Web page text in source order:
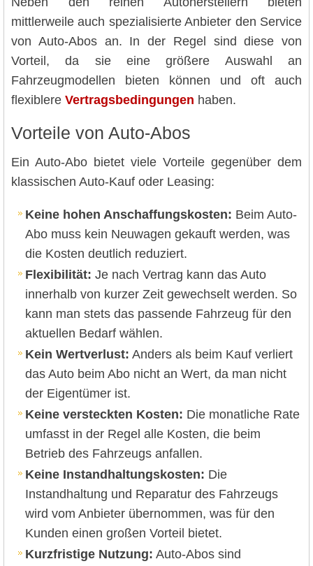
mittlerweile auch spezialisierte Anbieter den Service
von Auto-Abos an. In der Regel sind diese von
Vorteil, da sie eine größere Auswahl an
Fahrzeugmodellen bieten können und oft auch
flexiblere Vertragsbedingungen haben.
Vorteile von Auto-Abos
Ein Auto-Abo bietet viele Vorteile gegenüber dem
klassischen Auto-Kauf oder Leasing:
Keine hohen Anschaffungskosten: Beim Auto-
Abo muss kein Neuwagen gekauft werden, was
die Kosten deutlich reduziert.
Flexibilität: Je nach Vertrag kann das Auto
innerhalb von kurzer Zeit gewechselt werden. So
kann man stets das passende Fahrzeug für den
aktuellen Bedarf wählen.
Kein Wertverlust: Anders als beim Kauf verliert
das Auto beim Abo nicht an Wert, da man nicht
der Eigentümer ist.
Keine versteckten Kosten: Die monatliche Rate
umfasst in der Regel alle Kosten, die beim
Betrieb des Fahrzeugs anfallen.
Keine Instandhaltungskosten: Die
Instandhaltung und Reparatur des Fahrzeugs
wird vom Anbieter übernommen, was für den
Kunden einen großen Vorteil bietet.
Kurzfristige Nutzung: Auto-Abos sind